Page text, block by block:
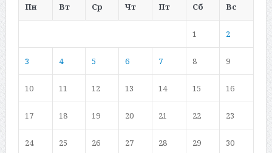
Пн
Вт Ср Чт Пт Сб Вс
1 2
3 4 5 6 7 8 9
10 11 12 13 14 15 16
17 18 19 20 21 22 23
24 25 26 27 28 29 30